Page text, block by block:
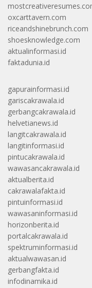
oxcarttavern.com
riceandshinebrunch.com
shoesknowledge.com
aktualinformasi.id
faktadunia.id
gapurainformasi.id
gariscakrawala.id
gerbangcakrawala.id
helvetianews.id
langitcakrawala.id
langitinformasi.id
pintucakrawala.id
wawasancakrawala.id
aktualberita.id
cakrawalafakta.id
pintuinformasi.id
wawasaninformasi.id
horizonberita.id
portalcakrawala.id
spektruminformasi.id
aktualwawasan.id
gerbangfakta.id
infodinamika.id